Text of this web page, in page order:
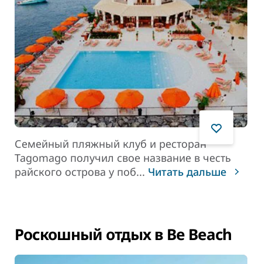
Семейный пляжный клуб и ресторан
Tagomago получил свое название в честь
райского острова у поб... Читать дальше
Роскошный отдых в Be Beach